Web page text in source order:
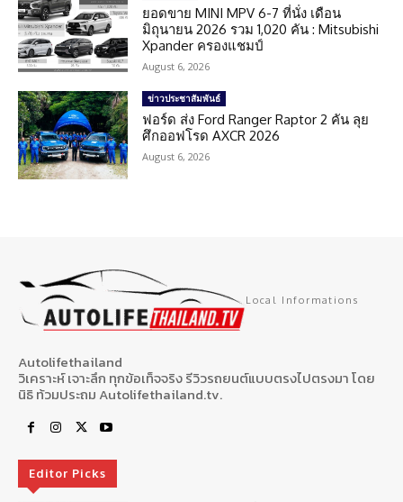
ยอดขาย MINI MPV 6-7 ที่นั่ง เดือน
มิถุนายน 2026 รวม 1,020 คัน : Mitsubishi
Xpander ครองแชมป์
August 6, 2026
ข่าวประชาสัมพันธ์
ฟอร์ด ส่ง Ford Ranger Raptor 2 คัน ลุย
ศึกออฟโรด AXCR 2026
August 6, 2026
Local Informations
Autolifethailand
วิเคราะห์ เจาะลึก ทุกข้อเท็จจริง รีวิวรถยนต์แบบตรงไปตรงมา โดย
นิธิ ท้วมประถม Autolifethailand.tv.
Editor Picks